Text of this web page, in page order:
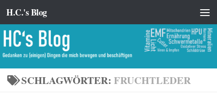
Zum Inhalt springen
H.C.'s Blog
SCHLAGWÖRTER: FRUCHTLEDER